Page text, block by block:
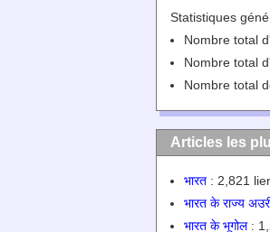
Statistiques
Nombre total
Nombre total
Nombre total
Articles les
भारत : 2,821
भारत के राज्य
भारत के भूगोल: